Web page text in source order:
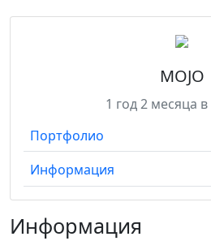
MOJO
1 год 2 месяца
Портфолио
Информация
Информация